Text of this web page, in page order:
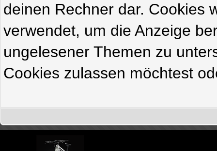
deinen Rechner dar. Cookies
verwendet, um die Anzeige
ungelesener Themen zu
Cookies zulassen möchtest